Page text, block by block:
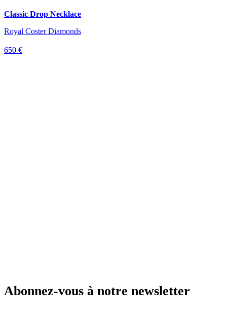
Classic Drop Necklace
Royal Coster Diamonds
650 €
Abonnez-vous à notre newsletter